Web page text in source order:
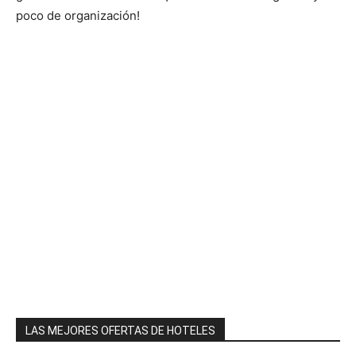
poco de organización!
LAS MEJORES OFERTAS DE HOTELES